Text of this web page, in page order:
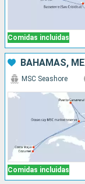
Comidas incluidas
BAHAMAS,
Comidas incluidas
MSC Seashore